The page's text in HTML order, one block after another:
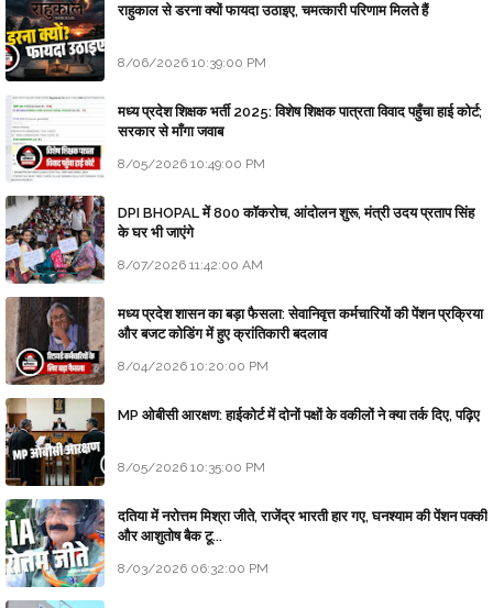
राहुकाल से डरना क्यों फायदा उठाइए, चमत्कारी परिणाम मिलते हैं
8/06/2026 10:39:00 PM
मध्य प्रदेश शिक्षक भर्ती 2025: विशेष शिक्षक पात्रता विवाद पहुँचा हाई कोर्ट;
सरकार से माँगा जवाब
8/05/2026 10:49:00 PM
DPI BHOPAL में 800 कॉकरोच, आंदोलन शुरू, मंत्री उदय प्रताप सिंह
के घर भी जाएंगे
8/07/2026 11:42:00 AM
मध्य प्रदेश शासन का बड़ा फैसला: सेवानिवृत्त कर्मचारियों की पेंशन प्रक्रिया
और बजट कोडिंग में हुए क्रांतिकारी बदलाव
8/04/2026 10:20:00 PM
MP ओबीसी आरक्षण: हाईकोर्ट में दोनों पक्षों के वकीलों ने क्या तर्क दिए, पढ़िए
8/05/2026 10:35:00 PM
दतिया में नरोत्तम मिश्रा जीते, राजेंद्र भारती हार गए, घनश्याम की पेंशन पक्की
और आशुतोष बैक टू...
8/03/2026 06:32:00 PM